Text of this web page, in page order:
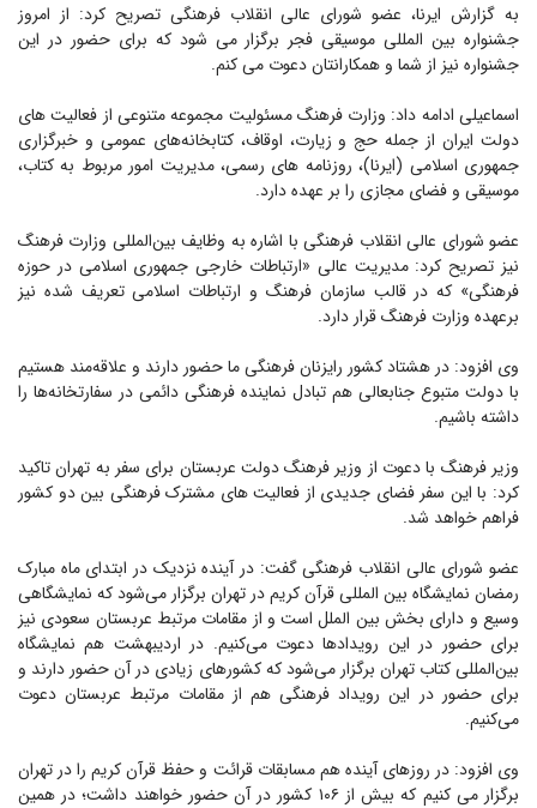
به گزارش ایرنا، عضو شورای عالی انقلاب فرهنگی تصریح کرد: از امروز
جشنواره بین المللی موسیقی فجر برگزار می شود که برای حضور در این
جشنواره نیز از شما و همکارانتان دعوت می کنم.
اسماعیلی ادامه داد: وزارت فرهنگ مسئولیت مجموعه متنوعی از فعالیت های
دولت ایران از جمله حج و زیارت، اوقاف، کتابخانه‌های عمومی و خبرگزاری
جمهوری اسلامی (ایرنا)، روزنامه های رسمی، مدیریت امور مربوط به کتاب،
موسیقی و فضای مجازی را بر عهده دارد.
عضو شورای عالی انقلاب فرهنگی با اشاره به وظایف بین‌المللی وزارت فرهنگ
نیز تصریح کرد: مدیریت عالی «ارتباطات خارجی جمهوری اسلامی در حوزه
فرهنگی» که در قالب سازمان فرهنگ و ارتباطات اسلامی تعریف شده نیز
برعهده وزارت فرهنگ قرار دارد.
وی افزود: در هشتاد کشور رایزنان فرهنگی ما حضور دارند و علاقه‌مند هستیم
با دولت متبوع جنابعالی هم تبادل نماینده فرهنگی دائمی در سفارتخانه‌ها را
داشته باشیم.
وزیر فرهنگ با دعوت از وزیر فرهنگ دولت عربستان برای سفر به تهران تاکید
کرد: با این سفر فضای جدیدی از فعالیت های مشترک فرهنگی بین دو کشور
فراهم خواهد شد.
عضو شورای عالی انقلاب فرهنگی گفت: در آینده نزدیک در ابتدای ماه مبارک
رمضان نمایشگاه بین المللی قرآن کریم در تهران برگزار می‌شود که نمایشگاهی
وسیع و دارای بخش بین الملل است و از مقامات مرتبط عربستان سعودی نیز
برای حضور در این رویدادها دعوت می‌کنیم. در اردیبهشت هم نمایشگاه
بین‌المللی کتاب تهران برگزار می‌شود که کشورهای زیادی در آن حضور دارند و
برای حضور در این رویداد فرهنگی هم از مقامات مرتبط عربستان دعوت
می‌کنیم.
وی افزود: در روزهای آینده هم مسابقات قرائت و حفظ قرآن کریم را در تهران
برگزار می کنیم که بیش از ۱۰۶ کشور در آن حضور خواهند داشت؛ در همین